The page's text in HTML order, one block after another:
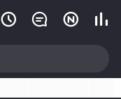
   